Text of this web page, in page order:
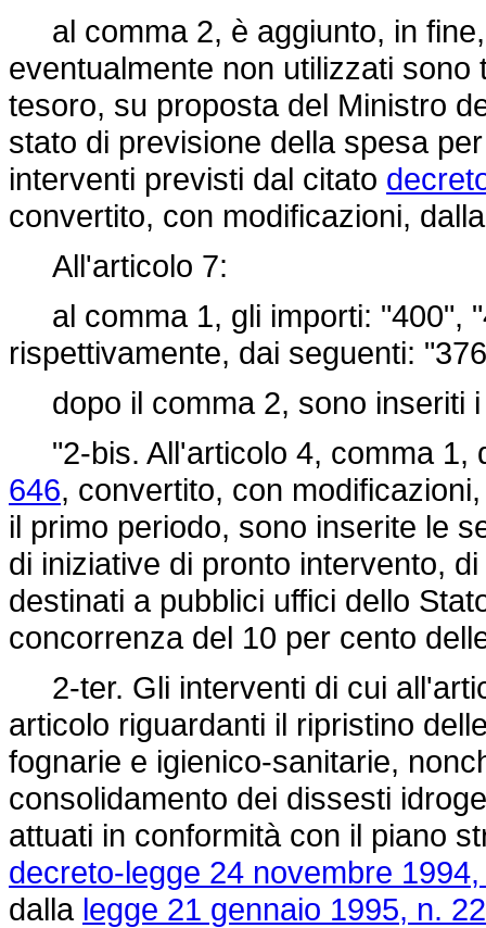
al comma 2, è aggiunto, in
eventualmente non utilizzati
tesoro, su proposta del Ministro
stato di previsione della spesa
interventi previsti dal citato
convertito, con modificazioni,
All'articolo 7:
al comma 1, gli importi: "400",
rispettivamente, dai seguenti:
dopo il comma 2, sono inseriti i
"2-bis. All'articolo 4, comma 1,
646, convertito, con
il primo periodo, sono inserite le
di iniziative di pronto intervento,
destinati a pubblici uffici dello
concorrenza del 10 per cento
2-ter. Gli interventi di cui
articolo riguardanti il ripristino
fognarie e igienico-sanitarie,
consolidamento dei dissesti
attuati in conformità con il piano
decreto-legge 24 novembre
dalla legge 21 gennaio 1995, n. 22